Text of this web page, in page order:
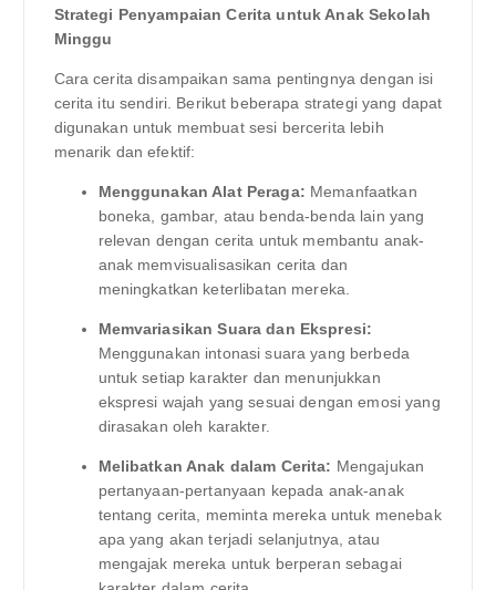
Strategi Penyampaian Cerita untuk Anak Sekolah
Minggu
Cara cerita disampaikan sama pentingnya dengan isi
cerita itu sendiri. Berikut beberapa strategi yang dapat
digunakan untuk membuat sesi bercerita lebih
menarik dan efektif:
Menggunakan Alat Peraga: Memanfaatkan
boneka, gambar, atau benda-benda lain yang
relevan dengan cerita untuk membantu anak-
anak memvisualisasikan cerita dan
meningkatkan keterlibatan mereka.
Memvariasikan Suara dan Ekspresi:
Menggunakan intonasi suara yang berbeda
untuk setiap karakter dan menunjukkan
ekspresi wajah yang sesuai dengan emosi yang
dirasakan oleh karakter.
Melibatkan Anak dalam Cerita: Mengajukan
pertanyaan-pertanyaan kepada anak-anak
tentang cerita, meminta mereka untuk menebak
apa yang akan terjadi selanjutnya, atau
mengajak mereka untuk berperan sebagai